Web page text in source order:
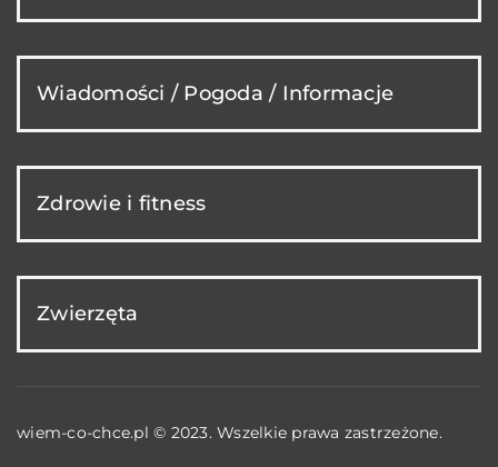
Wiadomości / Pogoda / Informacje
Zdrowie i fitness
Zwierzęta
wiem-co-chce.pl © 2023. Wszelkie prawa zastrzeżone.